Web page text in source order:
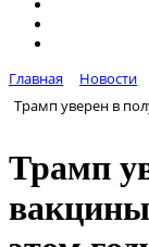
Главная
Новости
Трамп уверен в
Трамп